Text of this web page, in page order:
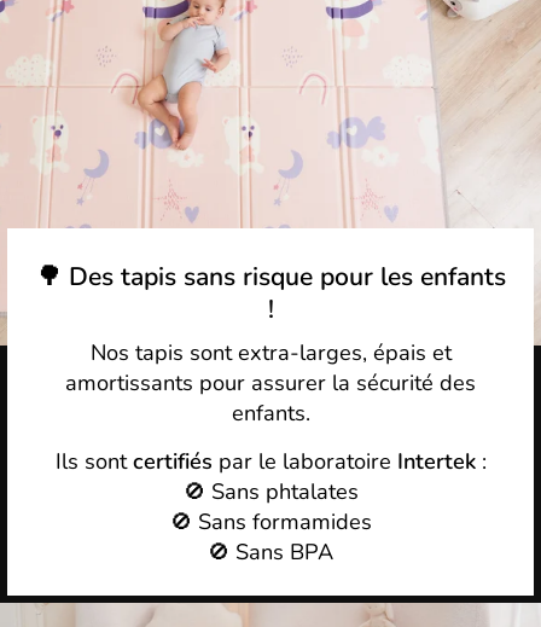
🌳 Des tapis sans risque pour les enfants
!
Nos tapis sont extra-larges, épais et
amortissants pour assurer la sécurité des
enfants.
Ils sontcertifiés par le laboratoire Intertek:
🚫 Sans phtalates
🚫 Sans formamides
🚫 Sans BPA